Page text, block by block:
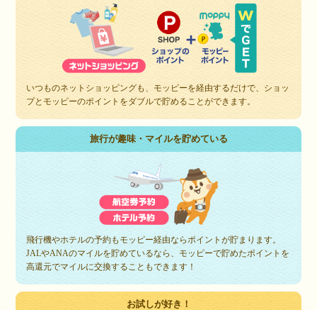
いつものネットショッピングも、モッピーを経由するだけで、ショッ
プとモッピーのポイントをダブルで貯めることができます。
旅行が趣味・マイルを貯めている
飛行機やホテルの予約もモッピー経由ならポイントが貯まります。
JALやANAのマイルを貯めているなら、モッピーで貯めたポイントを
高還元でマイルに交換することもできます！
お試しが好き！